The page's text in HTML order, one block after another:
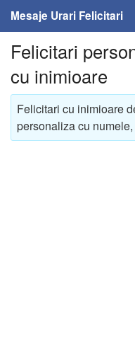
Mesaje Urari Felicitari
Home
Mesaje
Felicitari
Felicitari
cu inimioare
Felicitari cu inimioare
personaliza cu